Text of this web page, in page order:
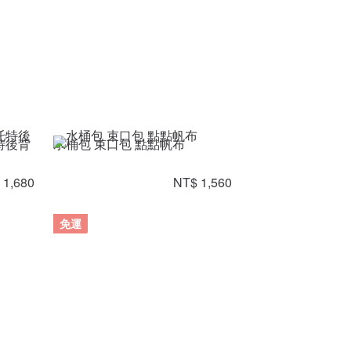
後背 水桶包 束口包 點點帆布
NT$ 1,560
免運